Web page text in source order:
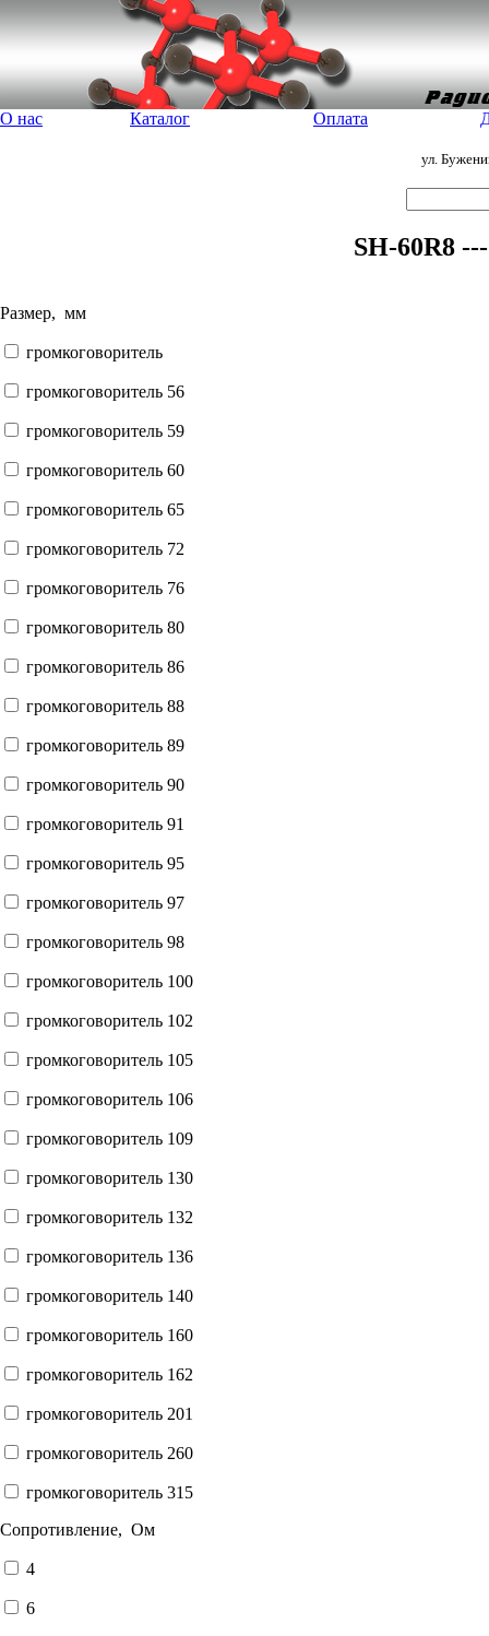
О нас Каталог Оплата
ул.
SH-60R8
Размер, мм
громкоговоритель
громкоговоритель 56
громкоговоритель 59
громкоговоритель 60
громкоговоритель 65
громкоговоритель 72
громкоговоритель 76
громкоговоритель 80
громкоговоритель 86
громкоговоритель 88
громкоговоритель 89
громкоговоритель 90
громкоговоритель 91
громкоговоритель 95
громкоговоритель 97
громкоговоритель 98
громкоговоритель 100
громкоговоритель 102
громкоговоритель 105
громкоговоритель 106
громкоговоритель 109
громкоговоритель 130
громкоговоритель 132
громкоговоритель 136
громкоговоритель 140
громкоговоритель 160
громкоговоритель 162
громкоговоритель 201
громкоговоритель 260
громкоговоритель 315
Сопротивление, Ом
4
6